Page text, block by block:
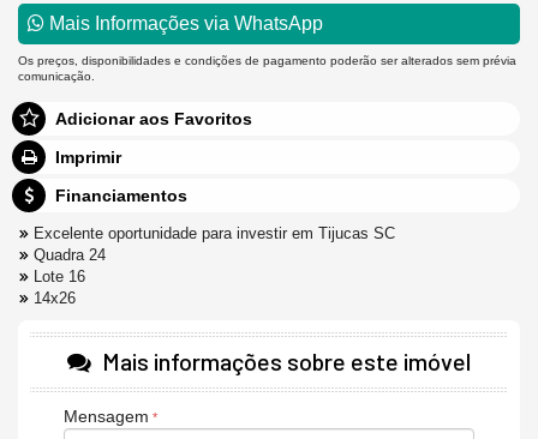
Mais Informações via WhatsApp
Os preços, disponibilidades e condições de pagamento poderão ser alterados sem prévia
comunicação.
Adicionar aos Favoritos
Imprimir
Financiamentos
Excelente oportunidade para investir em Tijucas SC
Quadra 24
Lote 16
14x26
Mais informações sobre este imóvel
Mensagem